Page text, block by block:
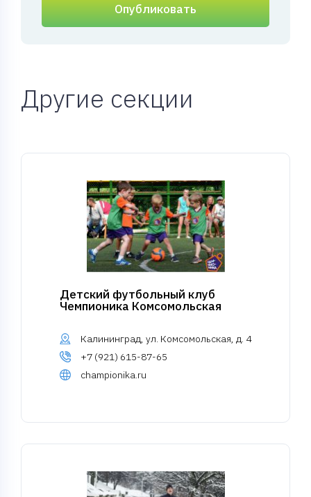
Опубликовать
Другие секции
Детский футбольный клуб
Чемпионика Комсомольская
Калининград, ул. Комсомольская, д. 4
+7 (921) 615-87-65
championika.ru